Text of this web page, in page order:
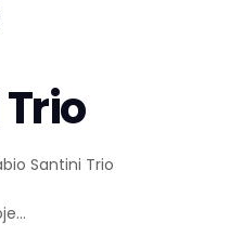
Santini Trio